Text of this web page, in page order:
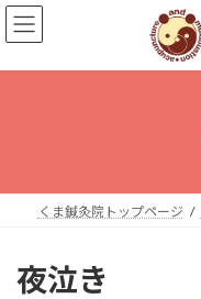
コ
ン
ン
ナ
ビ
ー
くま鍼灸院トップページ
夜泣き